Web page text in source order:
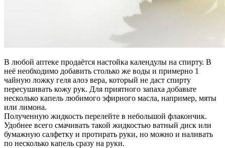
В любой аптеке продаётся настойка календулы на спирту. В
неё необходимо добавить столько же воды и примерно 1
чайную ложку геля алоэ вера, который не даст спирту
пересушивать кожу рук. Для приятного запаха добавьте
несколько капель любимого эфирного масла, например, мяты
или лимона.
Полученную жидкость перелейте в небольшой флакончик.
Удобнее всего смачивать такой жидкостью ватный диск или
бумажную салфетку и протирать руки, но можно и наливать
по несколько капель сразу на руки.